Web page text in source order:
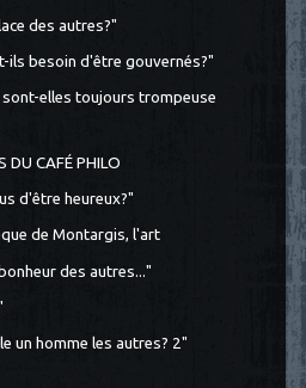
des autres?"
ils besoin d'être gouvernés?"
elles toujours trompeuse
DU CAFÉ PHILO
d'être heureux?"
de Montargis, l'art
des autres..."
un homme les autres? 2"